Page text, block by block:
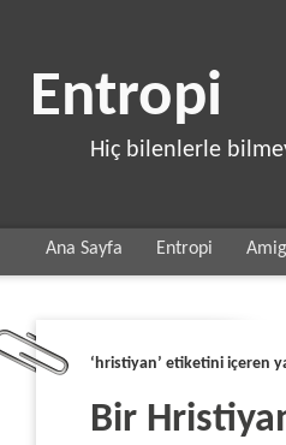
Entropi
Hiç bilenlerle
Ana Sayfa Entropi
‘hristiyan’ etiketini içeren
Bir